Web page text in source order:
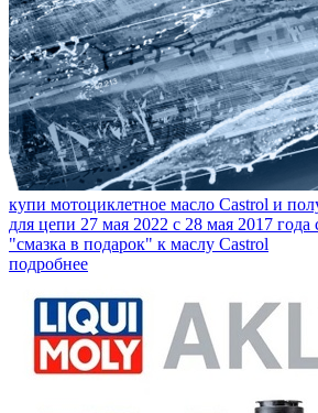
купи мотоциклетное масло Castrol и
для цепи 27 мая 2022 с 28 мая 2017 года
"смазка в подарок" к маслу Castrol
подробнее